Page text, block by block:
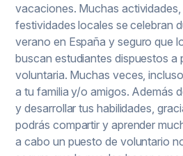
vacaciones. Muchas
festividades locales se celebran
verano en España y seguro que
buscan estudiantes dispuestos a
voluntaria. Muchas veces,
a tu familia y/o amigos. Además
y desarrollar tus habilidades,
podrás compartir y aprender
a cabo un puesto de voluntario